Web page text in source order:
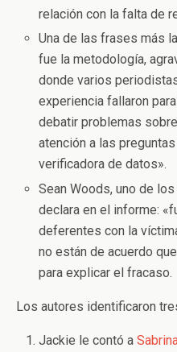
relación con la falta de
Una de las frases más
fue la metodología,
donde varios
experiencia fallaron
debatir problemas
atención a las
verificadora de datos».
Sean Woods, uno de
declara en el informe:
deferentes con la
no están de acuerdo
para explicar el fracaso.
Los autores identificaron
Jackie le contó a